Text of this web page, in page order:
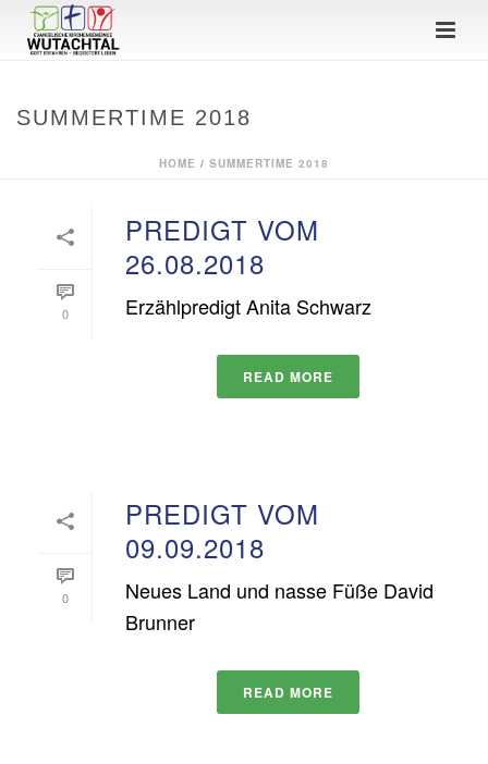
SUMMERTIME 2018
HOME / SUMMERTIME 2018
0
PREDIGT VOM
26.08.2018
Erzählpredigt Anita Schwarz
READ MORE
0
PREDIGT VOM
09.09.2018
Neues Land und nasse Füße David
Brunner
READ MORE